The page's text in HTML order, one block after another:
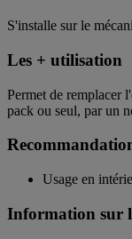
S'installe sur le
Les + utilisation
Permet de remplacer
pack ou seul, par un
Usage en
Information sur